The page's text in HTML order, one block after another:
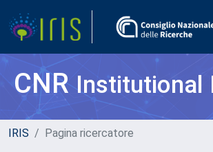
CNRInstitutional
IRIS Pagina ricercatore